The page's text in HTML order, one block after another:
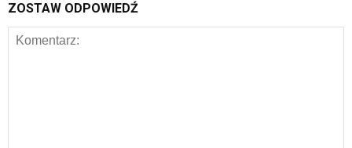
ZOSTAW ODPOWIEDŹ